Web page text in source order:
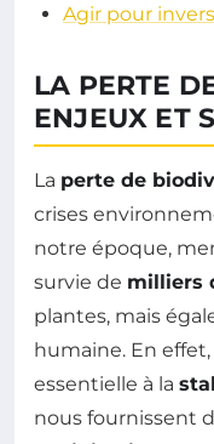
Agir pour
LA PERTE
ENJEUX ET
La perte de
crises
notre époque,
survie de milliers
plantes, mais
humaine. En
essentielle à la
nous fournissent